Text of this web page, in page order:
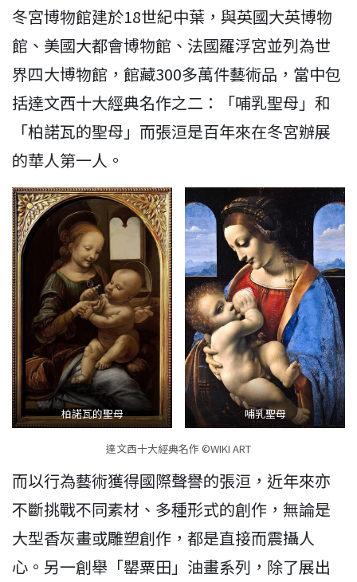
冬宮博物館建於18世紀中葉，與英國大英博物
館、美國大都會博物館、法國羅浮宮並列為世
界四大博物館，館藏300多萬件藝術品，當中包
括達文西十大經典名作之二：「哺乳聖母」和
「柏諾瓦的聖母」而張洹是百年來在冬宮辦展
的華人第一人。
柏諾瓦的聖母 哺乳聖母
達文西十大經典名作 ©WIKI ART
而以行為藝術獲得國際聲譽的張洹，近年來亦
不斷挑戰不同素材、多種形式的創作，無論是
大型香灰畫或雕塑創作，都是直接而震攝人
心。另一創舉「罌粟田」油畫系列，除了展出